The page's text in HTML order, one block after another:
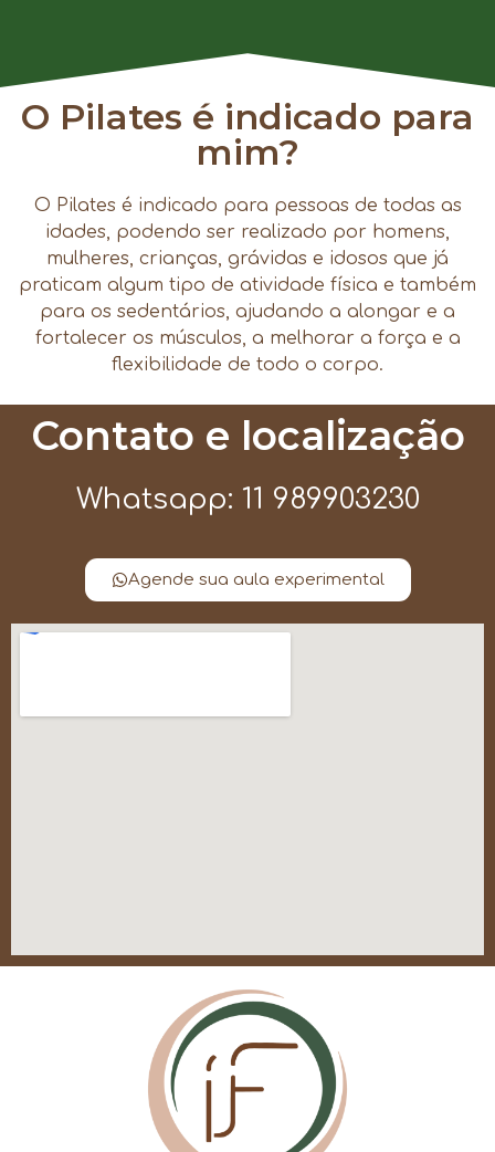
O Pilates é indicado para
mim?
O Pilates é indicado para pessoas de todas as
idades, podendo ser realizado por homens,
mulheres, crianças, grávidas e idosos que já
praticam algum tipo de atividade física e também
para os sedentários, ajudando a alongar e a
fortalecer os músculos, a melhorar a força e a
flexibilidade de todo o corpo.
Contato e localização
Whatsapp: 11 989903230
Agende sua aula experimental